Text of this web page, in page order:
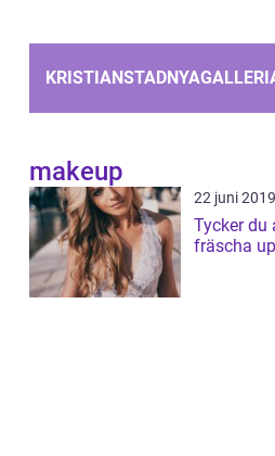
makeup
22 juni 2019
Tycker du
fräscha